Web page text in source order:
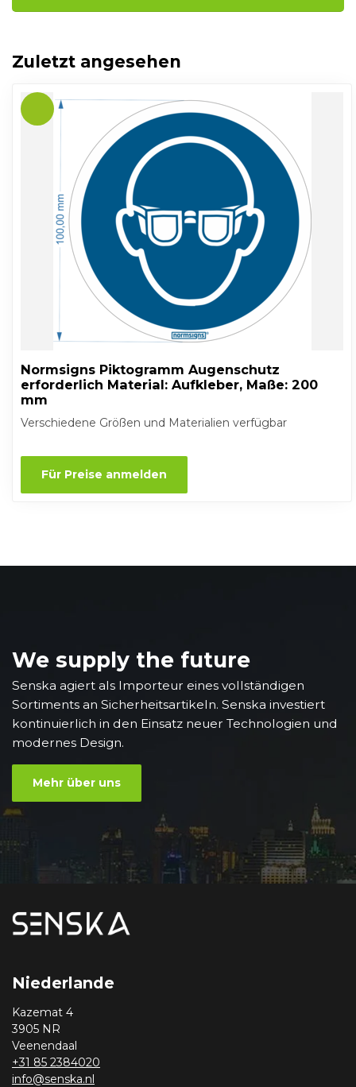
Zuletzt angesehen
Normsigns Piktogramm Augenschutz
erforderlich Material: Aufkleber, Maße: 200
mm
Verschiedene Größen und Materialien verfügbar
Für Preise anmelden
We supply the future
Senska agiert als Importeur eines vollständigen
Sortiments an Sicherheitsartikeln. Senska investiert
kontinuierlich in den Einsatz neuer Technologien und
modernes Design.
Mehr über uns
Niederlande
Kazemat 4
3905 NR
Veenendaal
+31 85 2384020
info@senska.nl